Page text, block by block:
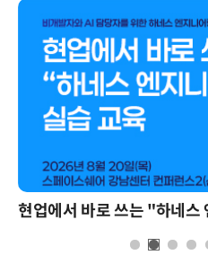
현업에서 바로 쓰는 "하네스